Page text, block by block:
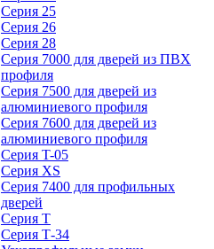
Серия 25
Серия 26
Серия 28
Серия 7000 для дверей из ПВХ
профиля
Серия 7500 для дверей из
алюминиевого профиля
Серия 7600 для дверей из
алюминиевого профиля
Серия T-05
Серия XS
Серия 7400 для профильных
дверей
Серия Т
Серия Т-34